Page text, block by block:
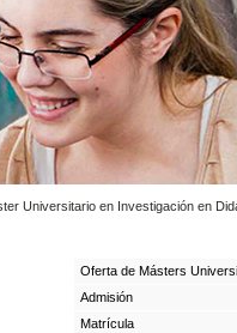
Universitario en Investigación en
Oferta de Másters
Admisión
Matrícula